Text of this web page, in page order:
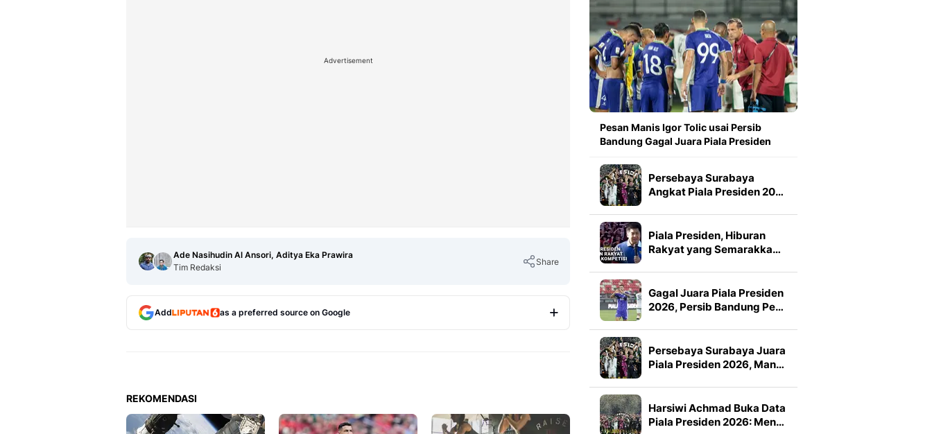
Advertisement
Ade Nasihudin Al Ansori, Aditya Eka Prawira
Tim Redaksi
Share
Add as a preferred source on Google
REKOMENDASI
Pesan Manis Igor Tolic usai Persib
Bandung Gagal Juara Piala Presiden
Persebaya Surabaya
Angkat Piala Presiden 20…
Piala Presiden, Hiburan
Rakyat yang Semarakka…
Gagal Juara Piala Presiden
2026, Persib Bandung Pe…
Persebaya Surabaya Juara
Piala Presiden 2026, Man…
Harsiwi Achmad Buka Data
Piala Presiden 2026: Men…